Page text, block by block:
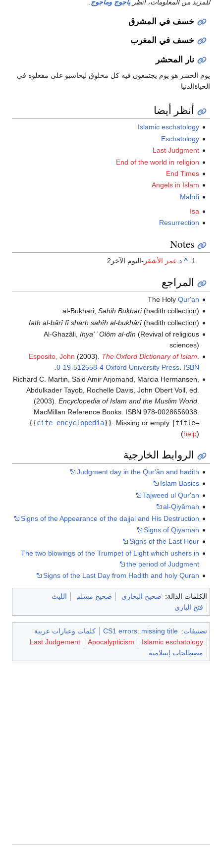
للمزيد من المعلومات، انظريأجوج ومأجوج.
خسف في المشرق
خسف في المغرب
نار المحشر
يوم الحشر هو يوم يجتمعون فيه كل مخلوق ليحاسبو على مفعلوه في
الحياةالدنيا
أنظر أيضا
Islamic eschatology
Eschatology
Last Judgment
End of the world in religion
End Times
Angels in Islam
Mahdi
Isa
Resurrection
Notes
^ د.عمر الأشقر -اليوم الآخر2
المراجع
The Holy Qur'an
al-Bukhari, Sahih Bukhari(hadith collection)
fath al-bârî fî sharh sahîh al-bukhârî(hadith collection)
Al-Ghazâli, Ihya' `Olôm al-dîn (Revival of religious
sciences)
Esposito, John (2003). The Oxford Dictionary of Islam.
Oxford University Press. ISBN
0-19-512558-4
.
Richard C. Martin, Said Amir Arjomand, Marcia Hermansen,
Abdulkader Tayob, Rochelle Davis, John Obert Voll, ed.
(2003). Encyclopedia of Islam and the Muslim World.
MacMillan Reference Books. ISBN 978-0028656038.
{{cite encyclopedia}}: Missing or empty
|title=
(help)
الروابط الخارجية
Judgment day in the Qur'ân and hadith
Islam Basics
Tajweed ul Qur'an
al-Qiyâmah
Signs of the Appearance of the dajjal and His Destruction
Signs of Qiyamah
Signs of the Last Hour
The two blowings of the Trumpet of Light which ushers in
the period of Judgment
Signs of the Last Day from Hadith and holy Quran
الكلمات الدالة: صحيح البخاري صحيح مسلم
الليث
فتح الباري
تصنيفات:
CS1 errors: missing title
كلمات وعبارات عربية
Islamic eschatology
Apocalypticism
Last Judgement
مصطلحات إسلامية